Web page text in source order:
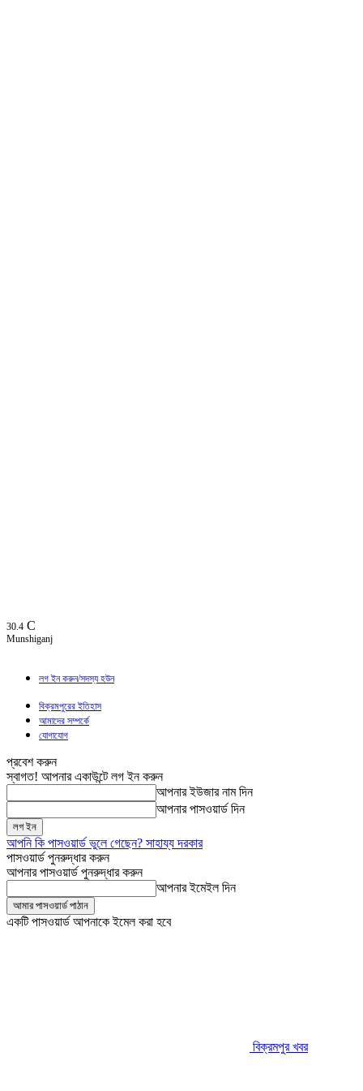
30.4 C
Munshiganj
লগ ইন করুন/সদস্য হউন
বিক্রমপুরের ইতিহাস
আমাদের সম্পর্কে
যোগাযোগ
প্রবেশ করুন
স্বাগত! আপনার একাউন্টে লগ ইন করুন
আপনার ইউজার নাম দিন
আপনার পাসওয়ার্ড দিন
আপনি কি পাসওয়ার্ড ভুলে গেছেন? সাহায্য দরকার
পাসওয়ার্ড পুনরুদ্ধার করুন
আপনার পাসওয়ার্ড পুনরুদ্ধার করুন
আপনার ইমেইল দিন
একটি পাসওয়ার্ড আপনাকে ইমেল করা হবে
বিক্রমপুর খবর